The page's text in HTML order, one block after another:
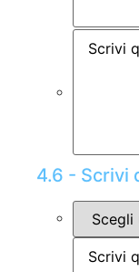
4.6 - Scrivi